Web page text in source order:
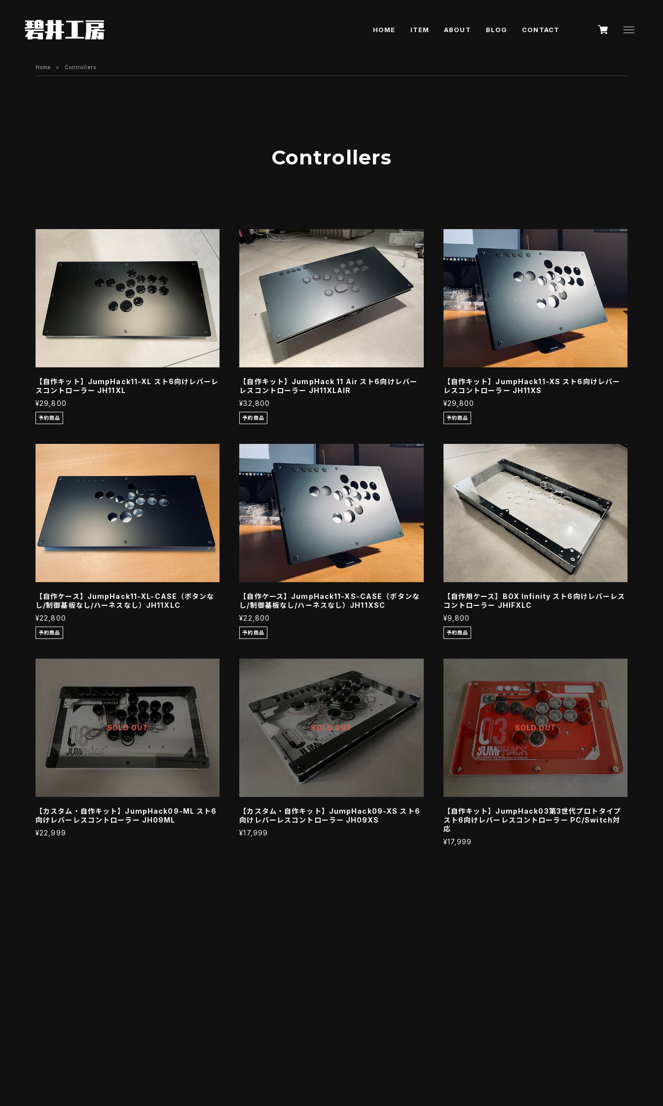
HOME ITEM ABOUT BLOG CONTACT
Home Controllers
Controllers
【自作キット】JumpHack11-XL スト6向けレバーレ
スコントローラー JH11XL
¥29,800
予約商品
【自作キット】JumpHack 11 Air スト6向けレバー
レスコントローラー JH11XLAIR
¥32,800
予約商品
【自作キット】JumpHack11-XS スト6向けレバー
レスコントローラー JH11XS
¥29,800
予約商品
【自作ケース】JumpHack11-XL-CASE（ボタンな
し/制御基板なし/ハーネスなし）JH11XLC
¥22,800
予約商品
【自作ケース】JumpHack11-XS-CASE（ボタンな
し/制御基板なし/ハーネスなし）JH11XSC
¥22,800
予約商品
【自作用ケース】BOX Infinity スト6向けレバーレス
コントローラー JHIFXLC
¥9,800
予約商品
SOLD OUT
【カスタム・自作キット】JumpHack09-ML スト6
向けレバーレスコントローラー JH09ML
¥22,999
SOLD OUT
【カスタム・自作キット】JumpHack09-XS スト6
向けレバーレスコントローラー JH09XS
¥17,999
SOLD OUT
【自作キット】JumpHack03第3世代プロトタイプ
スト6向けレバーレスコントローラー PC/Switch対
応
¥17,999